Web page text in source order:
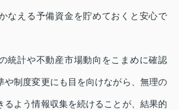
なえる予備資金を貯めておくと安心で
統計や不動産市場動向をこまめに確認
や制度変更にも目を向けながら、無理の
るよう情報収集を続けることが、結果的